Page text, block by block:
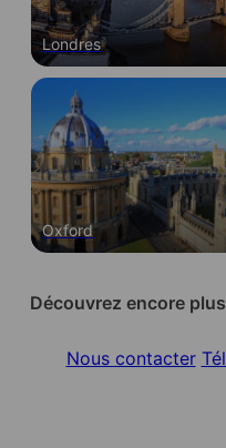
Londres
Oxford
Découvrez encore
Nous contacter